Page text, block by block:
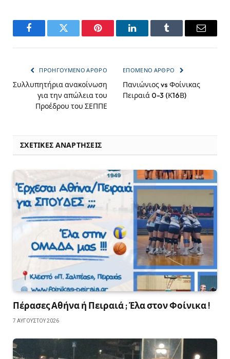
FacebookTwitter Pinterest LinkedInTumblr Email
ΠΡΟΗΓΟΎΜΕΝΟ ΆΡΘΡΟ
Συλλυπητήρια ανακοίνωση
για την απώλεια του
Προέδρου του ΣΕΠΠΕ
ΕΠΌΜΕΝΟ ΆΡΘΡΟ
Πανιώνιος vs Φοίνικας
Πειραιά 0-3 (Κ16Β)
ΣΧΕΤΙΚΈΣ ΑΝΑΡΤΉΣΕΙΣ
Πέρασες Αθήνα ή Πειραιά ; Έλα στον Φοίνικα !
7 ΑΥΓΟΎΣΤΟΥ 2026